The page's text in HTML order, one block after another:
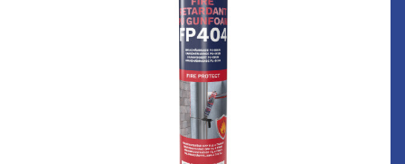
se over klassifiserings- og testrapporter. Se
teknisk datablad samt teknisk guide for